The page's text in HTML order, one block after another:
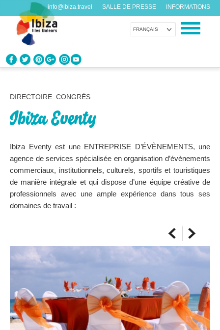
FRANÇAIS
info@ibiza.travel SALLE DE PRESSE INFORMATIONS
PROFITEZ D’IBIZA
AGENDA
Chaque jour quelque chose de nouveau
ORGANISER VOTRE VOYAGE
Avant de nous rendre visite
DIRECTOIRE: CONGRÈS
Ibiza Eventy
Ibiza Eventy est une ENTREPRISE D’ÉVÈNEMENTS, une
agence de services spécialisée en organisation d’évènements
commerciaux, institutionnels, culturels, sportifs et touristiques
de manière intégrale et qui dispose d’une équipe créative de
professionnels avec une ample expérience dans tous ses
domaines de travail :